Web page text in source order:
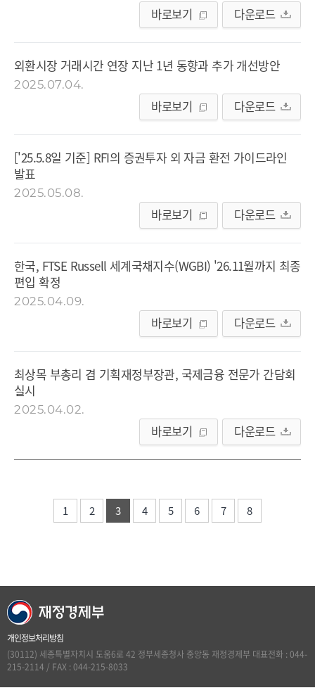
바로보기 다운로드
외환시장 거래시간 연장 지난 1년 동향과 추가 개선방안
2025.07.04.
바로보기 다운로드
['25.5.8일 기준] RFI의 증권투자 외 자금 환전 가이드라인
발표
2025.05.08.
바로보기 다운로드
한국, FTSE Russell 세계국채지수(WGBI) '26.11월까지 최종
편입 확정
2025.04.09.
바로보기 다운로드
최상목 부총리 겸 기획재정부장관, 국제금융 전문가 간담회
실시
2025.04.02.
바로보기 다운로드
1 2 3 4 5 6 7 8
개인정보처리방침
(30112) 세종특별자치시 도움6로 42 정부세종청사 중앙동 재정경제부 대표전화 : 044-
215-2114 / FAX : 044-215-8033